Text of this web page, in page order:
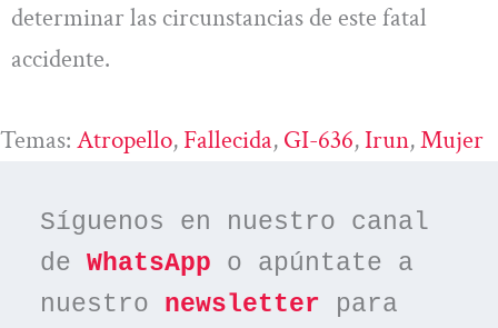
determinar las circunstancias de este fatal
accidente.
Temas: Atropello, Fallecida, GI-636, Irun, Mujer
Síguenos en nuestro canal
de WhatsApp o apúntate a
nuestro newsletter para